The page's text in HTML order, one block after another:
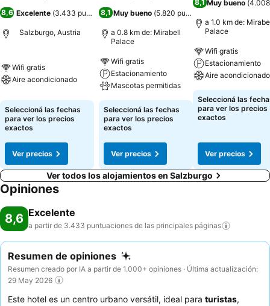
8,6 Excelente (3.433 puntuaciones)
Salzburgo, Austria
Wifi gratis
Aire acondicionado
Seleccioná las fechas
para ver los precios
exactos
Ver precios
8,1 Muy bueno (5.820 puntuaciones
a 0.8 km de: Mirabell
Palace
Wifi gratis
Estacionamiento
Mascotas permitidas
Seleccioná las fechas
para ver los precios
exactos
Ver precios
8,1 Muy bueno (
a 1.0 km de:
Palace
Wifi gratis
Estacionamiento
Aire acondicionado
Seleccioná las
para ver los precios
exactos
Ver precios
Ver todos los alojamientos en Salzburgo
Opiniones
8,6 Excelente
a partir de 3.433 puntuaciones de las principales páginas
Resumen de opiniones
Resumen creado por IA a partir de 1.000+ opiniones · Última actualización:
29 May 2026
Este hotel es un centro urbano versátil, ideal para turistas,